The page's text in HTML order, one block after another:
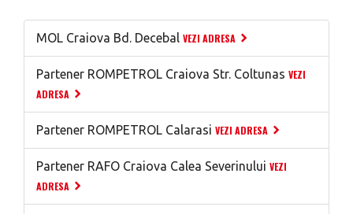
MOL Craiova Bd. Decebal VEZI ADRESA
Partener ROMPETROL Craiova Str. Coltunas VEZI
ADRESA
Partener ROMPETROL Calarasi VEZI ADRESA
Partener RAFO Craiova Calea Severinului VEZI
ADRESA